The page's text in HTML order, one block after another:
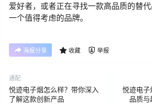
爱好者，或者正在寻找一款高品质的替
一个值得考虑的品牌。
海报分享 收藏 举报
通配
悦迹电子烟怎么样？带你深入
了解这款创新产品
悦迹电子
品质